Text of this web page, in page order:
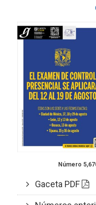
Número
Gaceta PDF